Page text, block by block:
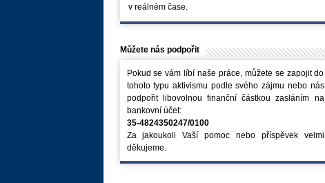
v reálném čase.
Můžete nás podpořit
Pokud se vám líbí naše práce, můžete se zapojit do
tohoto typu aktivismu podle svého zájmu nebo nás
podpořit libovolnou finanční částkou zasláním na
bankovní účet:
35-4824350247/0100
Za jakoukoli Vaší pomoc nebo příspěvek velmi
děkujeme.